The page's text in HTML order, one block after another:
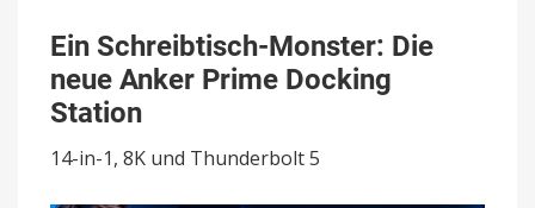
Schreibtisch-
Monster:
Die
Prime
Ein Schreibtisch-Monster: Die
neue Anker Prime Docking
Station
14-in-1, 8K und Thunderbolt 5